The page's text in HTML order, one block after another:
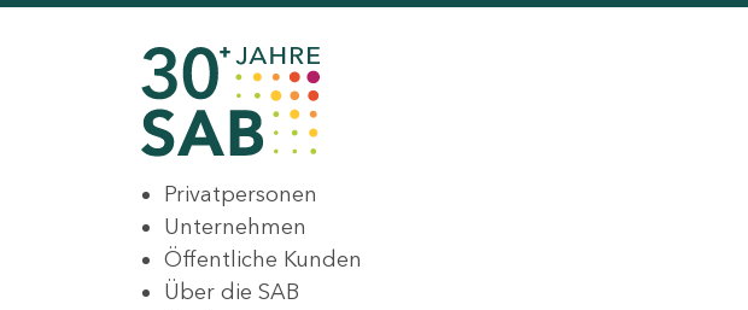
Privatpersonen
Unternehmen
Öffentliche Kunden
Über die SAB